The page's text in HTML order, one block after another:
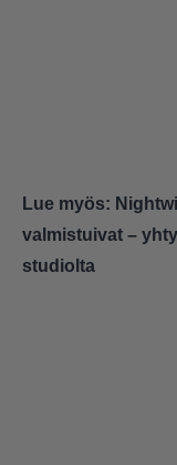
Lue myös:
valmistuivat –
studiolta